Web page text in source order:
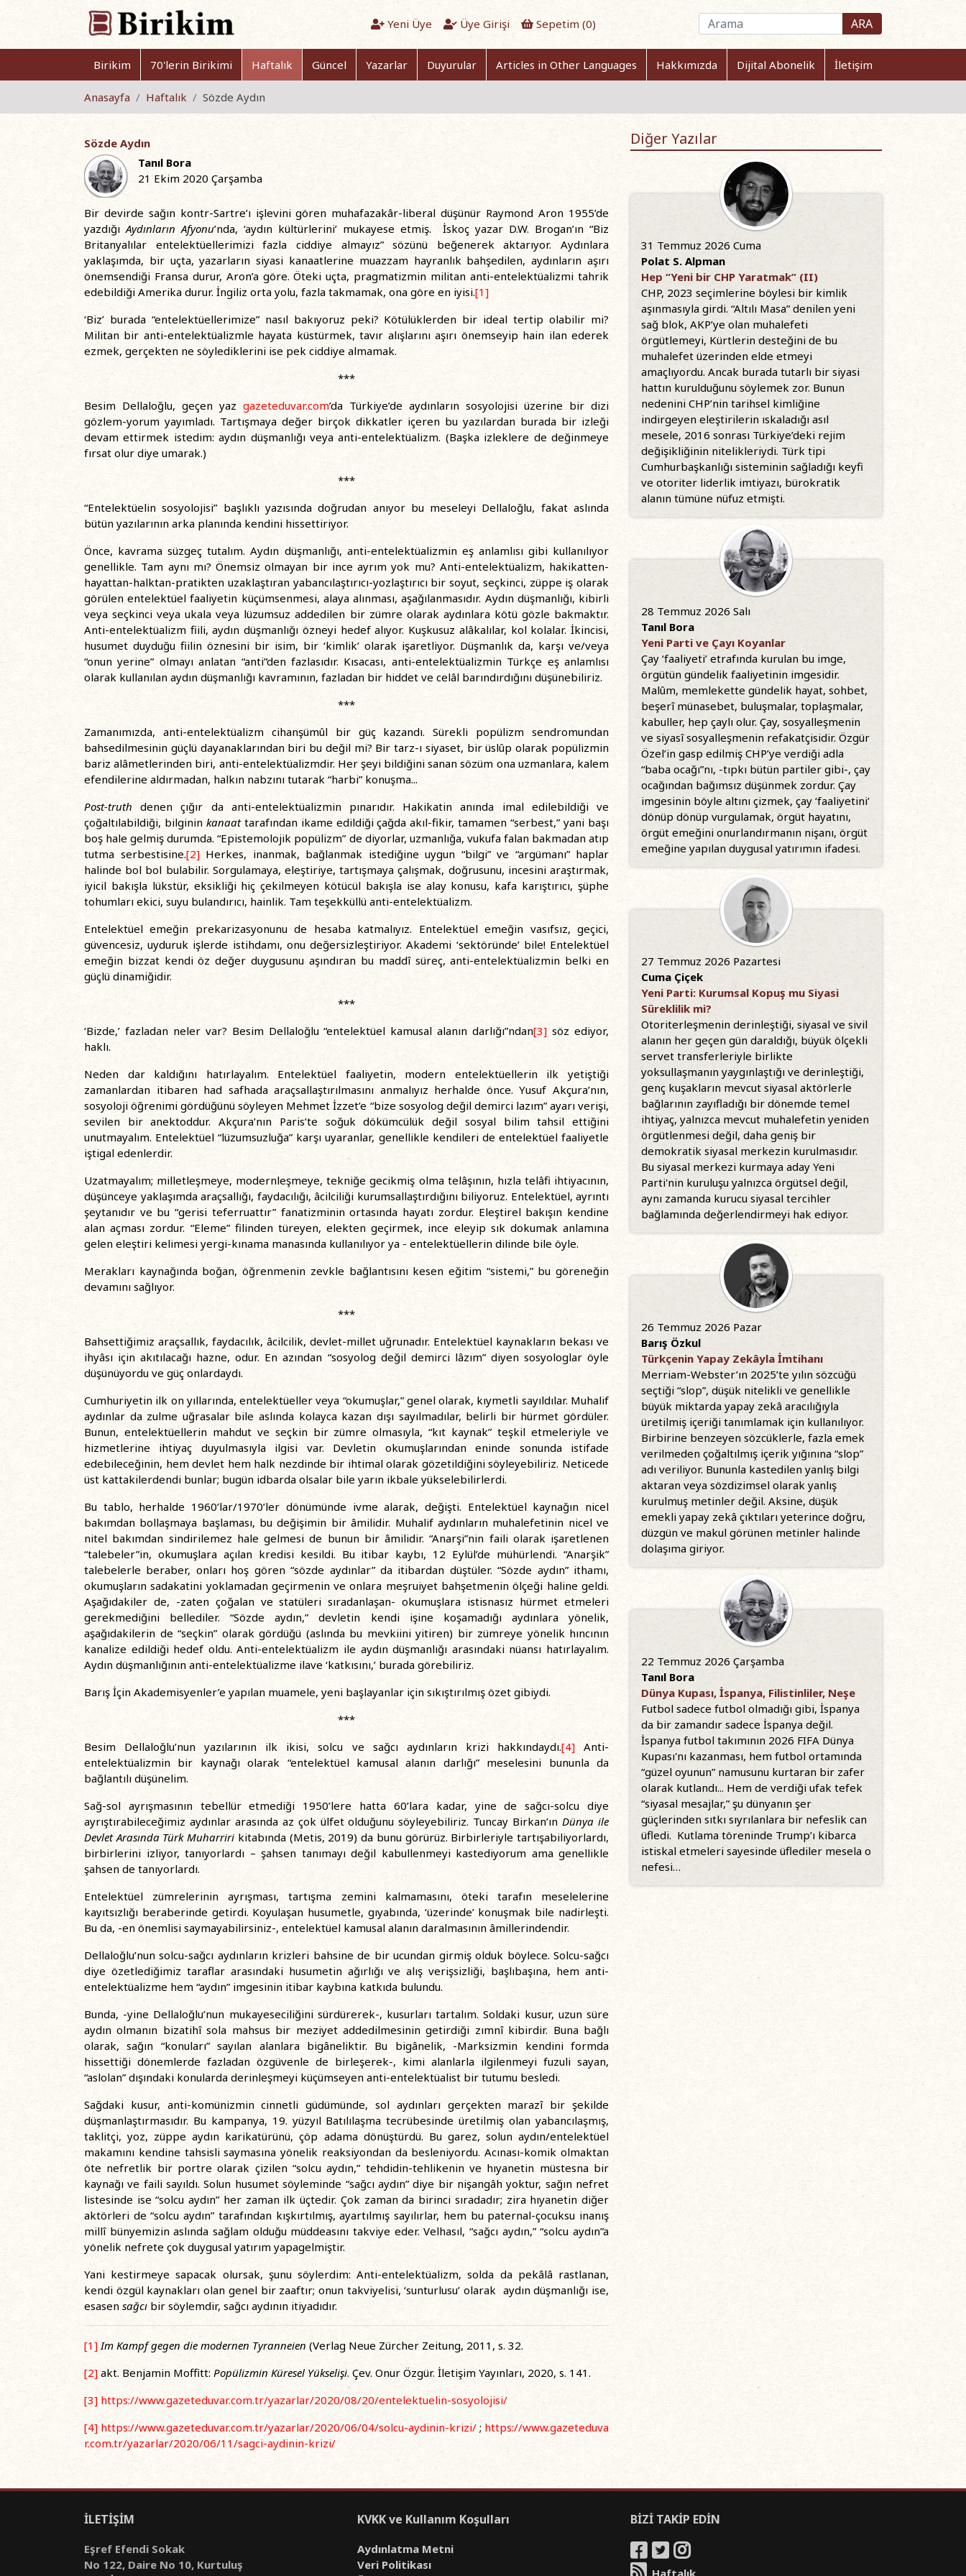
Yeni Üye Üye Girişi Sepetim (0) ARA
Birikim 70'lerin Birikimi Haftalık Güncel Yazarlar Duyurular Articles in Other Languages Hakkımızda Dijital Abonelik İletişim
Anasayfa Haftalık Sözde Aydın
Sözde Aydın
Tanıl Bora
21 Ekim 2020 Çarşamba
Bir devirde sağın kontr-Sartre’ı işlevini gören muhafazakâr-liberal düşünür Raymond Aron 1955’de
yazdığıAydınların Afyonu’nda, ‘aydın kültürlerini’ mukayese etmiş. İskoç yazar D.W. Brogan’ın “Biz
Britanyalılar entelektüellerimizi fazla ciddiye almayız” sözünü beğenerek aktarıyor. Aydınlara
yaklaşımda, bir uçta, yazarların siyasi kanaatlerine muazzam hayranlık bahşedilen, aydınların aşırı
önemsendiği Fransa durur, Aron’a göre. Öteki uçta, pragmatizmin militan anti-entelektüalizmi tahrik
edebildiği Amerika durur. İngiliz orta yolu, fazla takmamak, ona göre en iyisi.[1]
‘Biz’ burada “entelektüellerimize” nasıl bakıyoruz peki? Kötülüklerden bir ideal tertip olabilir mi?
Militan bir anti-entelektüalizmle hayata küstürmek, tavır alışlarını aşırı önemseyip hain ilan ederek
ezmek, gerçekten ne söylediklerini ise pek ciddiye almamak.
***
Besim Dellaloğlu, geçen yaz gazeteduvar.com’da Türkiye’de aydınların sosyolojisi üzerine bir dizi
gözlem-yorum yayımladı. Tartışmaya değer birçok dikkatler içeren bu yazılardan burada bir izleği
devam ettirmek istedim: aydın düşmanlığı veya anti-entelektüalizm. (Başka izleklere de değinmeye
fırsat olur diye umarak.)
***
“Entelektüelin sosyolojisi” başlıklı yazısında doğrudan anıyor bu meseleyi Dellaloğlu, fakat aslında
bütün yazılarının arka planında kendini hissettiriyor.
Önce, kavrama süzgeç tutalım. Aydın düşmanlığı, anti-entelektüalizmin eş anlamlısı gibi kullanılıyor
genellikle. Tam aynı mı? Önemsiz olmayan bir ince ayrım yok mu? Anti-entelektüalizm, hakikatten-
hayattan-halktan-pratikten uzaklaştıran yabancılaştırıcı-yozlaştırıcı bir soyut, seçkinci, züppe iş olarak
görülen entelektüel faaliyetin küçümsenmesi, alaya alınması, aşağılanmasıdır. Aydın düşmanlığı, kibirli
veya seçkinci veya ukala veya lüzumsuz addedilen bir zümre olarak aydınlara kötü gözle bakmaktır.
Anti-entelektüalizm fiili, aydın düşmanlığı özneyi hedef alıyor. Kuşkusuz alâkalılar, kol kolalar. İkincisi,
husumet duyduğu fiilin öznesini bir isim, bir ‘kimlik’ olarak işaretliyor. Düşmanlık da, karşı ve/veya
“onun yerine” olmayı anlatan “anti”den fazlasıdır. Kısacası, anti-entelektüalizmin Türkçe eş anlamlısı
olarak kullanılan aydın düşmanlığı kavramının, fazladan bir hiddet ve celâl barındırdığını düşünebiliriz.
***
Zamanımızda, anti-entelektüalizm cihanşümûl bir güç kazandı. Sürekli popülizm sendromundan
bahsedilmesinin güçlü dayanaklarından biri bu değil mi? Bir tarz-ı siyaset, bir üslûp olarak popülizmin
bariz alâmetlerinden biri, anti-entelektüalizmdir. Her şeyi bildiğini sanan sözüm ona uzmanlara, kalem
efendilerine aldırmadan, halkın nabzını tutarak “harbi” konuşma...
Post-truth denen çığır da anti-entelektüalizmin pınarıdır. Hakikatin anında imal edilebildiği ve
çoğaltılabildiği, bilginin kanaattarafından ikame edildiği çağda akıl-fikir, tamamen “serbest,” yani başı
boş hale gelmiş durumda. “Epistemolojik popülizm” de diyorlar, uzmanlığa, vukufa falan bakmadan atıp
tutma serbestisine.[2]Herkes, inanmak, bağlanmak istediğine uygun “bilgi” ve “argümanı” haplar
halinde bol bol bulabilir. Sorgulamaya, eleştiriye, tartışmaya çalışmak, doğrusunu, incesini araştırmak,
iyicil bakışla lükstür, eksikliği hiç çekilmeyen kötücül bakışla ise alay konusu, kafa karıştırıcı, şüphe
tohumları ekici, suyu bulandırıcı, hainlik. Tam teşekküllü anti-entelektüalizm.
Entelektüel emeğin prekarizasyonunu de hesaba katmalıyız. Entelektüel emeğin vasıfsız, geçici,
güvencesiz, uyduruk işlerde istihdamı, onu değersizleştiriyor. Akademi ‘sektöründe’ bile! Entelektüel
emeğin bizzat kendi öz değer duygusunu aşındıran bu maddî süreç, anti-entelektüalizmin belki en
güçlü dinamiğidir.
***
‘Bizde,’ fazladan neler var? Besim Dellaloğlu “entelektüel kamusal alanın darlığı”ndan[3] söz ediyor,
haklı.
Neden dar kaldığını hatırlayalım. Entelektüel faaliyetin, modern entelektüellerin ilk yetiştiği
zamanlardan itibaren had safhada araçsallaştırılmasını anmalıyız herhalde önce. Yusuf Akçura’nın,
sosyoloji öğrenimi gördüğünü söyleyen Mehmet İzzet’e “bize sosyolog değil demirci lazım” ayarı verişi,
sevilen bir anektoddur. Akçura’nın Paris’te soğuk dökümcülük değil sosyal bilim tahsil ettiğini
unutmayalım. Entelektüel “lüzumsuzluğa” karşı uyaranlar, genellikle kendileri de entelektüel faaliyetle
iştigal edenlerdir.
Uzatmayalım; milletleşmeye, modernleşmeye, tekniğe gecikmiş olma telâşının, hızla telâfi ihtiyacının,
düşünceye yaklaşımda araçsallığı, faydacılığı, âcilciliği kurumsallaştırdığını biliyoruz. Entelektüel, ayrıntı
şeytanıdır ve bu “gerisi teferruattır” fanatizminin ortasında hayatı zordur. Eleştirel bakışın kendine
alan açması zordur. “Eleme” filinden türeyen, elekten geçirmek, ince eleyip sık dokumak anlamına
gelen eleştiri kelimesi yergi-kınama manasında kullanılıyor ya - entelektüellerin dilinde bile öyle.
Merakları kaynağında boğan, öğrenmenin zevkle bağlantısını kesen eğitim “sistemi,” bu göreneğin
devamını sağlıyor.
***
Bahsettiğimiz araçsallık, faydacılık, âcilcilik, devlet-millet uğrunadır. Entelektüel kaynakların bekası ve
ihyâsı için akıtılacağı hazne, odur. En azından “sosyolog değil demirci lâzım” diyen sosyologlar öyle
düşünüyordu ve güç onlardaydı.
Cumhuriyetin ilk on yıllarında, entelektüeller veya “okumuşlar,” genel olarak, kıymetli sayıldılar. Muhalif
aydınlar da zulme uğrasalar bile aslında kolayca kazan dışı sayılmadılar, belirli bir hürmet gördüler.
Bunun, entelektüellerin mahdut ve seçkin bir zümre olmasıyla, “kıt kaynak” teşkil etmeleriyle ve
hizmetlerine ihtiyaç duyulmasıyla ilgisi var. Devletin okumuşlarından eninde sonunda istifade
edebileceğinin, hem devlet hem halk nezdinde bir ihtimal olarak gözetildiğini söyleyebiliriz. Neticede
üst kattakilerdendi bunlar; bugün idbarda olsalar bile yarın ikbale yükselebilirlerdi.
Bu tablo, herhalde 1960’lar/1970’ler dönümünde ivme alarak, değişti. Entelektüel kaynağın nicel
bakımdan bollaşmaya başlaması, bu değişimin bir âmilidir. Muhalif aydınların muhalefetinin nicel ve
nitel bakımdan sindirilemez hale gelmesi de bunun bir âmilidir. “Anarşi”nin faili olarak işaretlenen
“talebeler”in, okumuşlara açılan kredisi kesildi. Bu itibar kaybı, 12 Eylül’de mühürlendi. “Anarşik”
talebelerle beraber, onları hoş gören “sözde aydınlar” da itibardan düştüler. “Sözde aydın” ithamı,
okumuşların sadakatini yoklamadan geçirmenin ve onlara meşruiyet bahşetmenin ölçeği haline geldi.
Aşağıdakiler de, -zaten çoğalan ve statüleri sıradanlaşan- okumuşlara istisnasız hürmet etmeleri
gerekmediğini bellediler. “Sözde aydın,” devletin kendi işine koşamadığı aydınlara yönelik,
aşağıdakilerin de “seçkin” olarak gördüğü (aslında bu mevkiini yitiren) bir zümreye yönelik hıncının
kanalize edildiği hedef oldu. Anti-entelektüalizm ile aydın düşmanlığı arasındaki nüansı hatırlayalım.
Aydın düşmanlığının anti-entelektüalizme ilave ‘katkısını,’ burada görebiliriz.
Barış İçin Akademisyenler’e yapılan muamele, yeni başlayanlar için sıkıştırılmış özet gibiydi.
***
Besim Dellaloğlu’nun yazılarının ilk ikisi, solcu ve sağcı aydınların krizi hakkındaydı.[4]Anti-
entelektüalizmin bir kaynağı olarak “entelektüel kamusal alanın darlığı” meselesini bununla da
bağlantılı düşünelim.
Sağ-sol ayrışmasının tebellür etmediği 1950’lere hatta 60’lara kadar, yine de sağcı-solcu diye
ayrıştırabileceğimiz aydınlar arasında az çok ülfet olduğunu söyleyebiliriz. Tuncay Birkan’ınDünya ile
Devlet Arasında Türk Muharriri kitabında (Metis, 2019) da bunu görürüz. Birbirleriyle tartışabiliyorlardı,
birbirlerini izliyor, tanıyorlardı – şahsen tanımayı değil kabullenmeyi kastediyorum ama genellikle
şahsen de tanıyorlardı.
Entelektüel zümrelerinin ayrışması, tartışma zemini kalmamasını, öteki tarafın meselelerine
kayıtsızlığı beraberinde getirdi. Koyulaşan husumetle, gıyabında, ‘üzerinde’ konuşmak bile nadirleşti.
Bu da, -en önemlisi saymayabilirsiniz-, entelektüel kamusal alanın daralmasının âmillerindendir.
Dellaloğlu’nun solcu-sağcı aydınların krizleri bahsine de bir ucundan girmiş olduk böylece. Solcu-sağcı
diye özetlediğimiz taraflar arasındaki husumetin ağırlığı ve alış verişsizliği, başlıbaşına, hem anti-
entelektüalizme hem “aydın” imgesinin itibar kaybına katkıda bulundu.
Bunda, -yine Dellaloğlu’nun mukayeseciliğini sürdürerek-, kusurları tartalım. Soldaki kusur, uzun süre
aydın olmanın bizatihî sola mahsus bir meziyet addedilmesinin getirdiği zımnî kibirdir. Buna bağlı
olarak, sağın “konuları” sayılan alanlara bigâneliktir. Bu bigânelik, -Marksizmin kendini formda
hissettiği dönemlerde fazladan özgüvenle de birleşerek-, kimi alanlarla ilgilenmeyi fuzuli sayan,
“aslolan” dışındaki konularda derinleşmeyi küçümseyen anti-entelektüalist bir tutumu besledi.
Sağdaki kusur, anti-komünizmin cinnetli güdümünde, sol aydınları gerçekten marazî bir şekilde
düşmanlaştırmasıdır. Bu kampanya, 19. yüzyıl Batılılaşma tecrübesinde üretilmiş olan yabancılaşmış,
taklitçi, yoz, züppe aydın karikatürünü, çöp adama dönüştürdü. Bu garez, solun aydın/entelektüel
makamını kendine tahsisli saymasına yönelik reaksiyondan da besleniyordu. Acınası-komik olmaktan
öte nefretlik bir portre olarak çizilen “solcu aydın,” tehdidin-tehlikenin ve hıyanetin müstesna bir
kaynağı ve faili sayıldı. Solun husumet söyleminde “sağcı aydın” diye bir nişangâh yoktur, sağın nefret
listesinde ise “solcu aydın” her zaman ilk üçtedir. Çok zaman da birinci sıradadır; zira hıyanetin diğer
aktörleri de “solcu aydın” tarafından kışkırtılmış, ayartılmış sayılırlar, hem bu paternal-çocuksu inanış
millî bünyemizin aslında sağlam olduğu müddeasını takviye eder. Velhasıl, “sağcı aydın,” “solcu aydın”a
yönelik nefrete çok duygusal yatırım yapagelmiştir.
Yani kestirmeye sapacak olursak, şunu söylerdim: Anti-entelektüalizm, solda da pekâlâ rastlanan,
kendi özgül kaynakları olan genel bir zaaftır; onun takviyelisi, ‘sunturlusu’ olarak aydın düşmanlığı ise,
esasen sağcı bir söylemdir, sağcı aydının itiyadıdır.
[1] Im Kampf gegen die modernen Tyranneien (Verlag Neue Zürcher Zeitung, 2011, s. 32.
[2] akt. Benjamin Moffitt: Popülizmin Küresel Yükselişi. Çev. Onur Özgür. İletişim Yayınları, 2020, s. 141.
[3] https://www.gazeteduvar.com.tr/yazarlar/2020/08/20/entelektuelin-sosyolojisi/
[4] https://www.gazeteduvar.com.tr/yazarlar/2020/06/04/solcu-aydinin-krizi/ ; https://www.gazeteduva
r.com.tr/yazarlar/2020/06/11/sagci-aydinin-krizi/
Diğer Yazılar
31 Temmuz 2026 Cuma
Polat S. Alpman
Hep “Yeni bir CHP Yaratmak” (II)
CHP, 2023 seçimlerine böylesi bir kimlik
aşınmasıyla girdi. “Altılı Masa” denilen yeni
sağ blok, AKP’ye olan muhalefeti
örgütlemeyi, Kürtlerin desteğini de bu
muhalefet üzerinden elde etmeyi
amaçlıyordu. Ancak burada tutarlı bir siyasi
hattın kurulduğunu söylemek zor. Bunun
nedenini CHP’nin tarihsel kimliğine
indirgeyen eleştirilerin ıskaladığı asıl
mesele, 2016 sonrası Türkiye’deki rejim
değişikliğinin nitelikleriydi. Türk tipi
Cumhurbaşkanlığı sisteminin sağladığı keyfi
ve otoriter liderlik imtiyazı, bürokratik
alanın tümüne nüfuz etmişti.
28 Temmuz 2026 Salı
Tanıl Bora
Yeni Parti ve Çayı Koyanlar
Çay ‘faaliyeti’ etrafında kurulan bu imge,
örgütün gündelik faaliyetinin imgesidir.
Malûm, memlekette gündelik hayat, sohbet,
beşerî münasebet, buluşmalar, toplaşmalar,
kabuller, hep çaylı olur. Çay, sosyalleşmenin
ve siyasî sosyalleşmenin refakatçisidir. Özgür
Özel’in gasp edilmiş CHP’ye verdiği adla
“baba ocağı”nı, -tıpkı bütün partiler gibi-, çay
ocağından bağımsız düşünmek zordur. Çay
imgesinin böyle altını çizmek, çay ‘faaliyetini’
dönüp dönüp vurgulamak, örgüt hayatını,
örgüt emeğini onurlandırmanın nişanı, örgüt
emeğine yapılan duygusal yatırımın ifadesi.
27 Temmuz 2026 Pazartesi
Cuma Çiçek
Yeni Parti: Kurumsal Kopuş mu Siyasi
Süreklilik mi?
Otoriterleşmenin derinleştiği, siyasal ve sivil
alanın her geçen gün daraldığı, büyük ölçekli
servet transferleriyle birlikte
yoksullaşmanın yaygınlaştığı ve derinleştiği,
genç kuşakların mevcut siyasal aktörlerle
bağlarının zayıfladığı bir dönemde temel
ihtiyaç, yalnızca mevcut muhalefetin yeniden
örgütlenmesi değil, daha geniş bir
demokratik siyasal merkezin kurulmasıdır.
Bu siyasal merkezi kurmaya aday Yeni
Parti'nin kuruluşu yalnızca örgütsel değil,
aynı zamanda kurucu siyasal tercihler
bağlamında değerlendirmeyi hak ediyor.
26 Temmuz 2026 Pazar
Barış Özkul
Türkçenin Yapay Zekâyla İmtihanı
Merriam-Webster’ın 2025’te yılın sözcüğü
seçtiği “slop”, düşük nitelikli ve genellikle
büyük miktarda yapay zekâ aracılığıyla
üretilmiş içeriği tanımlamak için kullanılıyor.
Birbirine benzeyen sözcüklerle, fazla emek
verilmeden çoğaltılmış içerik yığınına “slop”
adı veriliyor. Bununla kastedilen yanlış bilgi
aktaran veya sözdizimsel olarak yanlış
kurulmuş metinler değil. Aksine, düşük
emekli yapay zekâ çıktıları yeterince doğru,
düzgün ve makul görünen metinler halinde
dolaşıma giriyor.
22 Temmuz 2026 Çarşamba
Tanıl Bora
Dünya Kupası, İspanya, Filistinliler, Neşe
Futbol sadece futbol olmadığı gibi, İspanya
da bir zamandır sadece İspanya değil.
İspanya futbol takımının 2026 FIFA Dünya
Kupası'nı kazanması, hem futbol ortamında
“güzel oyunun” namusunu kurtaran bir zafer
olarak kutlandı... Hem de verdiği ufak tefek
“siyasal mesajlar,” şu dünyanın şer
güçlerinden sıtkı sıyrılanlara bir nefeslik can
üfledi. Kutlama töreninde Trump’ı kibarca
istiskal etmeleri sayesinde üflediler mesela o
nefesi…
İLETİŞİM
Eşref Efendi Sokak
No 122, Daire No 10, Kurtuluş
KVKK ve Kullanım Koşulları
Aydınlatma Metni
Veri Politikası
BİZİ TAKİP EDİN
Haftalık